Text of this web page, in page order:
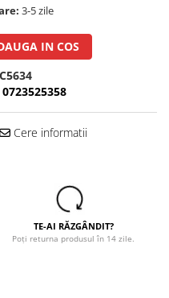
3-5 zile
IN COS
C5634
0723525358
Cere informatii
TE-AI RĂZGÂNDIT?
Poți returna produsul în 14 zile.